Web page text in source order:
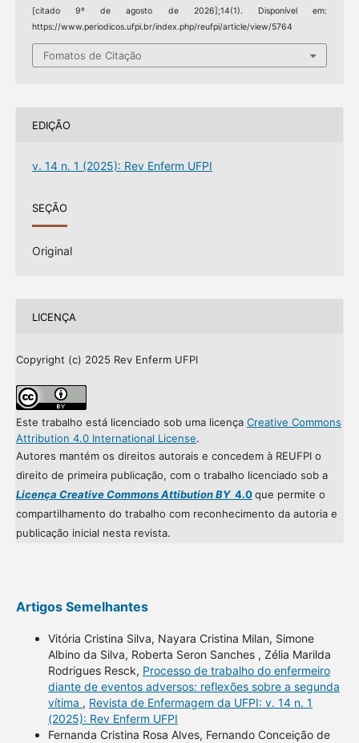
[citado 9º de agosto de 2026];14(1). Disponível em:
https://www.periodicos.ufpi.br/index.php/reufpi/article/view/5764
Fomatos de Citação
EDIÇÃO
v. 14 n. 1 (2025): Rev Enferm UFPI
SEÇÃO
Original
LICENÇA
Copyright (c) 2025 Rev Enferm UFPI
Este trabalho está licenciado sob uma licença Creative Commons
Attribution 4.0 International License.
Autores mantém os direitos autorais e concedem à REUFPI o
direito de primeira publicação, com o trabalho licenciado sob a
Licença Creative Commons Attibution BY4.0que permite o
compartilhamento do trabalho com reconhecimento da autoria e
publicação inicial nesta revista.
Artigos Semelhantes
Vitória Cristina Silva, Nayara Cristina Milan, Simone
Albino da Silva, Roberta Seron Sanches , Zélia Marilda
Rodrigues Resck, Processo de trabalho do enfermeiro
diante de eventos adversos: reflexões sobre a segunda
vítima , Revista de Enfermagem da UFPI: v. 14 n. 1
(2025): Rev Enferm UFPI
Fernanda Cristina Rosa Alves, Fernando Conceição de